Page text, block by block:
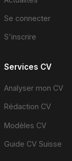
Se connecter
S'inscrire
Services CV
Analyser mon CV
Rédaction CV
Modèles CV
Guide CV Suisse